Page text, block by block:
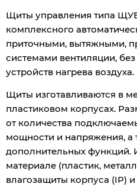
Щиты управления типа
комплексного
приточными, вытяжными,
системами вентиляции,
устройств нагрева воздуха.
Щиты изготавливаются в
пластиковом корпусах.
от количества
мощности и напряжения, а
дополнительных функций.
материале (пластик,
влагозащиты корпуса (IP)